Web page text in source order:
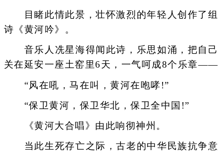
目睹此情此景，壮怀激烈的年轻人创作了组
诗《黄河吟》。
音乐人冼星海得闻此诗，乐思如涌，把自己
关在延安一座土窑里6天，一气呵成8个乐章——
“风在吼，马在叫，黄河在咆哮!”
“保卫黄河，保卫华北，保卫全中国!”
《黄河大合唱》由此响彻神州。
当此生死存亡之际，古老的中华民族抗争意